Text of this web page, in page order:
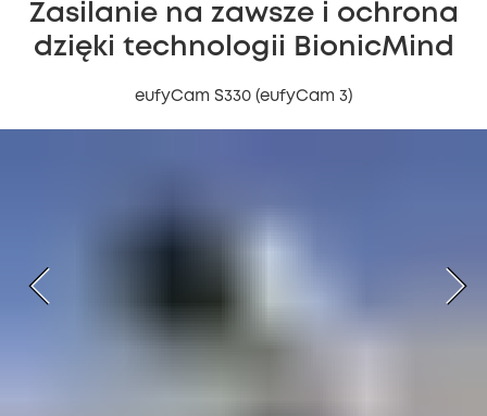
Zasilanie na zawsze i ochrona
dzięki technologii BionicMind
eufyCam S330 (eufyCam 3)